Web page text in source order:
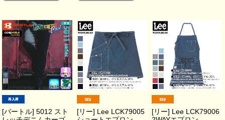
[バートル] 5012 スト
[リー] Lee LCK79005
[リー] Lee LCK79006